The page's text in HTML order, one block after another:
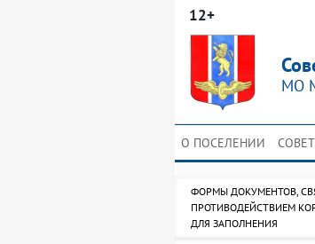
12+
МО
О ПОСЕЛЕНИИ
ФОРМЫ ДОКУМЕНТОВ,
ПРОТИВОДЕЙСТВИЕМ
ДЛЯ ЗАПОЛНЕНИЯ